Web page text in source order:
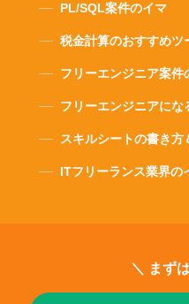
PL/SQL案件のイマ
税金計算のおすすめツ
フリーエンジニア案件
フリーエンジニアにな
スキルシートの書き方
ITフリーランス業界の
＼ まず